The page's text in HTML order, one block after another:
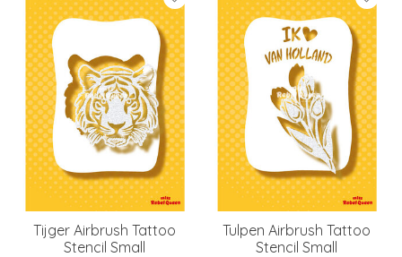
Tijger Airbrush Tattoo
Stencil Small
Tulpen Airbrush Tattoo
Stencil Small